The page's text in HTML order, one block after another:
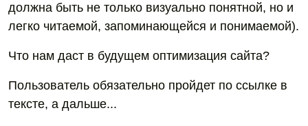
должна быть не только визуально понятной, но и
легко читаемой, запоминающейся и понимаемой).
Что нам даст в будущем оптимизация сайта?
Пользователь обязательно пройдет по ссылке в
тексте, а дальше...